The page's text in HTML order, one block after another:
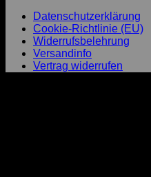
Datenschutzerklärung
Cookie-Richtlinie (EU)
Widerrufsbelehrung
Versandinfo
Vertrag widerrufen